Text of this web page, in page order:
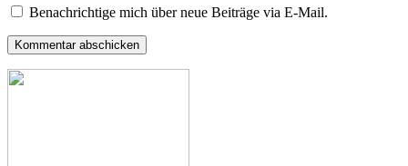
Benachrichtige mich über neue Beiträge via E-Mail.